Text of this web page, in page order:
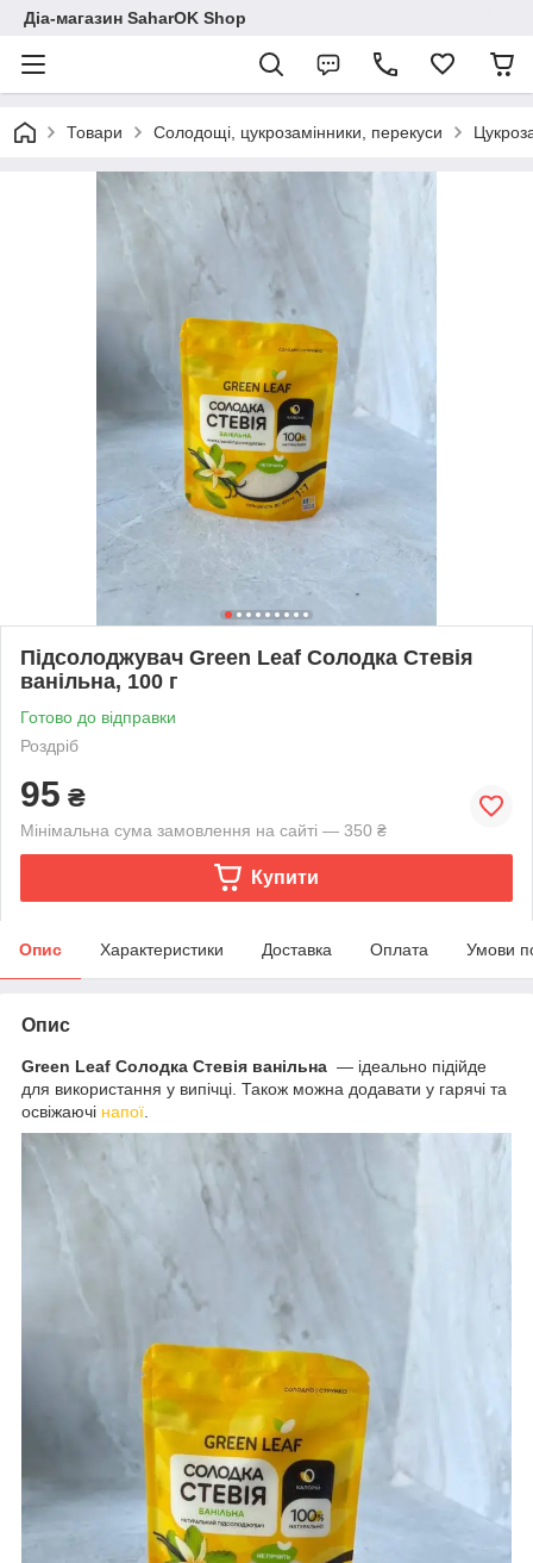
Діа-магазин SaharOK Shop
Товари Солодощі, цукрозамінники, перекуси
Підсолоджувач Green Leaf Солодка Стевія
ванільна, 100 г
Готово до відправки
Роздріб
95 ₴
Мінімальна сума замовлення на сайті — 350 ₴
Купити
Опис Характеристики Доставка Оплата Умови
Опис
Green Leaf Солодка Стевія ванільна — ідеально підійде
для використання у випічці. Також можна додавати у гарячі та
освіжаючі напої